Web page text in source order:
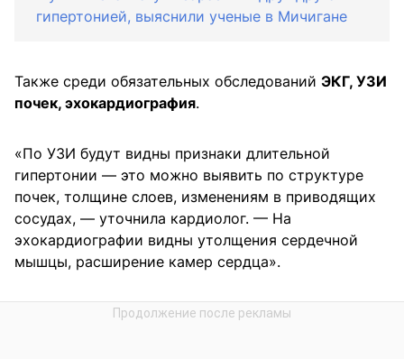
гипертонией, выяснили ученые в Мичигане
Также среди обязательных обследований ЭКГ, УЗИ
почек, эхокардиография.
«По УЗИ будут видны признаки длительной
гипертонии — это можно выявить по структуре
почек, толщине слоев, изменениям в приводящих
сосудах, — уточнила кардиолог. — На
эхокардиографии видны утолщения сердечной
мышцы, расширение камер сердца».